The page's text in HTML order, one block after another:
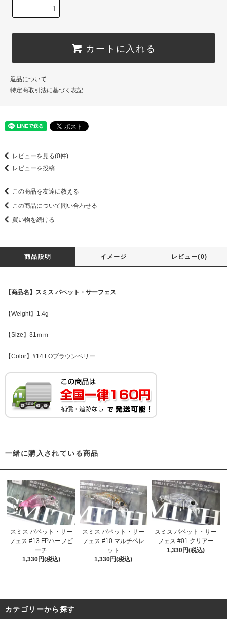
カートに入れる
返品について
特定商取引法に基づく表記
レビューを見る(0件)
レビューを投稿
この商品を友達に教える
この商品について問い合わせる
買い物を続ける
商品説明 イメージ レビュー(0)
【商品名】スミス パペット・サーフェス
【Weight】1.4g
【Size】31ｍｍ
【Color】#14 FOブラウンベリー
一緒に購入されている商品
スミス パペット・サー
フェス #13 FPハーフピ
ーチ
1,330円(税込)
スミス パペット・サー
フェス #10 マルチペレ
ット
1,330円(税込)
スミス パペット・サー
フェス #01 クリアー
1,330円(税込)
カテゴリーから探す